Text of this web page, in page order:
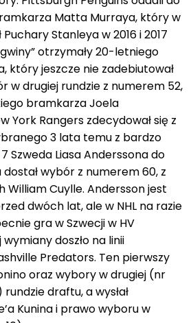
Matta Murraya, który w
Stanleya w 2016 i 2017
otrzymały 20-letniego
który jeszcze nie zadebiutował
w drugiej rundzie z numerem 52,
bramkarza Joela
York Rangers zdecydował się z
3 lata temu z bardzo
Szweda Liasa Anderssona do
dostał wybór z numerem 60, z
William Cuylle. Andersson jest
dwóch lat, ale w NHL na razie
gra w Szwecji w HV
doszło na linii
Predators. Ten pierwszy
oraz wybory w drugiej (nr
draftu, a wysłał
Kunina i prawo wyboru w